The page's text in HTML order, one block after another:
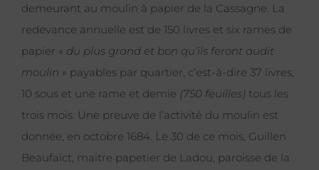
demeurant au moulin à papier de la Cassagne. La
redevance annuelle est de 150 livres et six rames de
papier « du plus grand et bon qu’ils feront audit
moulin » payables par quartier, c’est-à-dire 37 livres,
10 sous et une rame et demie (750 feuilles) tous les
trois mois. Une preuve de l’activité du moulin est
donnée, en octobre 1684. Le 30 de ce mois, Guillen
Beaufaict, maitre papetier de Ladou, paroisse de la